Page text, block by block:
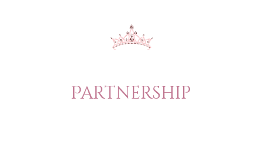
Partnership